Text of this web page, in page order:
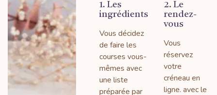
1. Les
ingrédients
Vous décidez
de faire les
courses vous-
mêmes avec
une liste
préparée par
2. Le
rendez-
vous
Vous
réservez
votre
créneau en
ligne. avec le